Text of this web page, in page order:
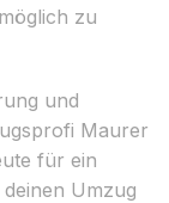
zu
und
Maurer
für ein
Umzug